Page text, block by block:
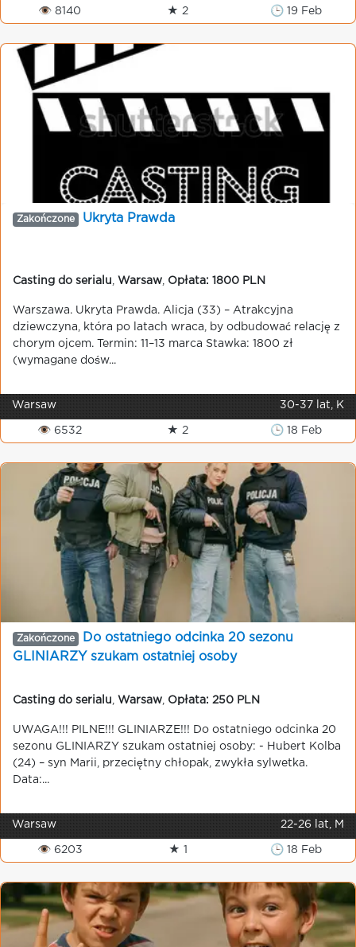
👁 8140 ★ 2 🕒 19 Feb
Zakończone Ukryta Prawda
Casting do serialu Warsaw Opłata: 1800 PLN
Warszawa. Ukryta Prawda. Alicja (33) – Atrakcyjna
dziewczyna, która po latach wraca, by odbudować relację z
chorym ojcem. Termin: 11–13 marca Stawka: 1800 zł
(wymagane dośw...
Warsaw 30-37 lat, K
👁 6532 ★ 2 🕒 18 Feb
Zakończone
Do ostatniego odcinka 20 sezonu
GLINIARZY szukam ostatniej osoby
Casting do serialu Warsaw Opłata: 250 PLN
UWAGA!!! PILNE!!! GLINIARZE!!! Do ostatniego odcinka 20
sezonu GLINIARZY szukam ostatniej osoby: - Hubert Kolba
(24) – syn Marii, przeciętny chłopak, zwykła sylwetka.
Data:...
Warsaw 22-26 lat, M
👁 6203 ★ 1 🕒 18 Feb